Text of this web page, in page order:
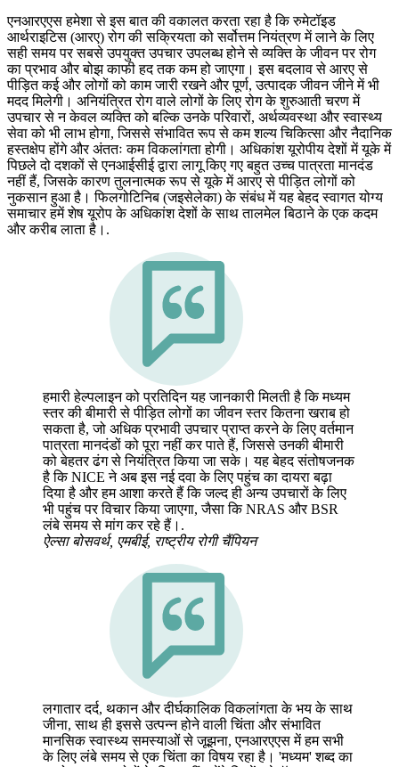
एनआरएएस हमेशा से इस बात की वकालत करता रहा है कि रुमेटॉइड
आर्थराइटिस (आरए) रोग की सक्रियता को सर्वोत्तम नियंत्रण में लाने के लिए
सही समय पर सबसे उपयुक्त उपचार उपलब्ध होने से व्यक्ति के जीवन पर रोग
का प्रभाव और बोझ काफी हद तक कम हो जाएगा। इस बदलाव से आरए से
पीड़ित कई और लोगों को काम जारी रखने और पूर्ण, उत्पादक जीवन जीने में भी
मदद मिलेगी। अनियंत्रित रोग वाले लोगों के लिए रोग के शुरुआती चरण में
उपचार से न केवल व्यक्ति को बल्कि उनके परिवारों, अर्थव्यवस्था और स्वास्थ्य
सेवा को भी लाभ होगा, जिससे संभावित रूप से कम शल्य चिकित्सा और नैदानिक
​​हस्तक्षेप होंगे और अंततः कम विकलांगता होगी। अधिकांश यूरोपीय देशों में यूके में
पिछले दो दशकों से एनआईसीई द्वारा लागू किए गए बहुत उच्च पात्रता मानदंड
नहीं हैं, जिसके कारण तुलनात्मक रूप से यूके में आरए से पीड़ित लोगों को
नुकसान हुआ है। फिलगोटिनिब (जइसेलेका) के संबंध में यह बेहद स्वागत योग्य
समाचार हमें शेष यूरोप के अधिकांश देशों के साथ तालमेल बिठाने के एक कदम
और करीब लाता है।.
हमारी हेल्पलाइन को प्रतिदिन यह जानकारी मिलती है कि मध्यम
स्तर की बीमारी से पीड़ित लोगों का जीवन स्तर कितना खराब हो
सकता है, जो अधिक प्रभावी उपचार प्राप्त करने के लिए वर्तमान
पात्रता मानदंडों को पूरा नहीं कर पाते हैं, जिससे उनकी बीमारी
को बेहतर ढंग से नियंत्रित किया जा सके। यह बेहद संतोषजनक
है कि NICE ने अब इस नई दवा के लिए पहुंच का दायरा बढ़ा
दिया है और हम आशा करते हैं कि जल्द ही अन्य उपचारों के लिए
भी पहुंच पर विचार किया जाएगा, जैसा कि NRAS और BSR
लंबे समय से मांग कर रहे हैं।.
ऐल्सा बोसवर्थ, एमबीई, राष्ट्रीय रोगी चैंपियन
लगातार दर्द, थकान और दीर्घकालिक विकलांगता के भय के साथ
जीना, साथ ही इससे उत्पन्न होने वाली चिंता और संभावित
मानसिक स्वास्थ्य समस्याओं से जूझना, एनआरएएस में हम सभी
के लिए लंबे समय से एक चिंता का विषय रहा है। 'मध्यम' शब्द का